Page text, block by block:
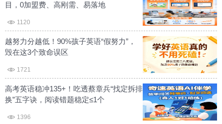
目，0加盟费、高刚需、易落地
1120
越努力分越低！90%孩子英语“假努力”，
毁在这3个致命误区
1721
高考英语稳冲135+！吃透蔡章兵“找定拆排
换”五字诀，阅读错题稳定≤1个
1396